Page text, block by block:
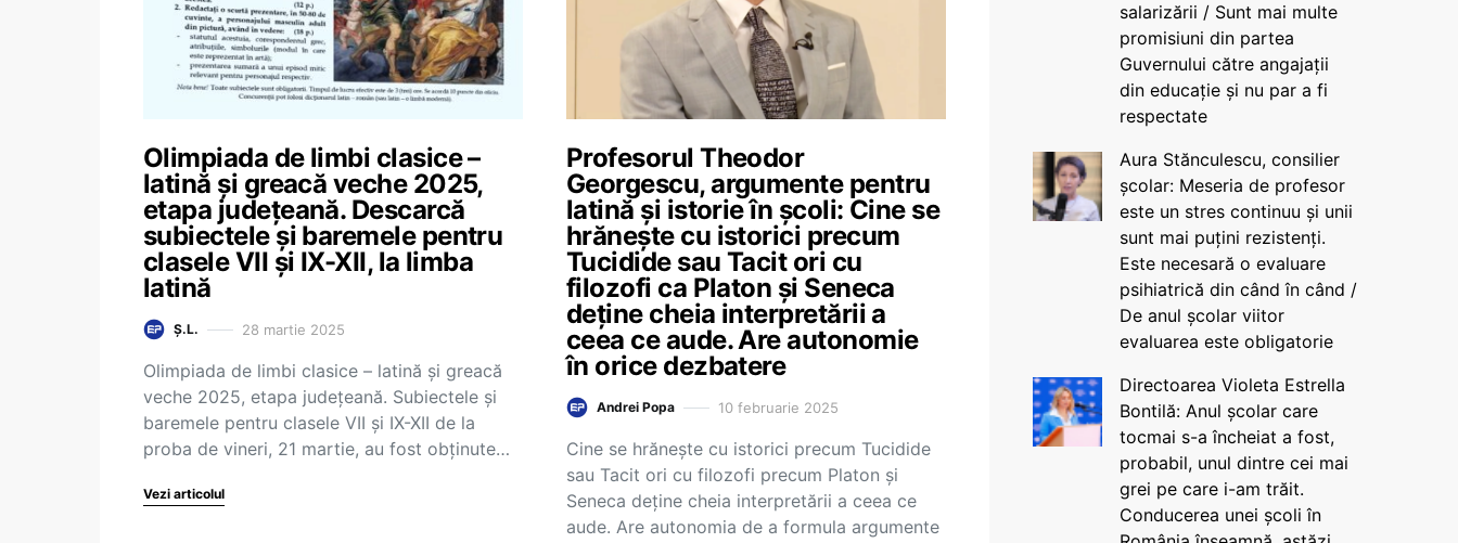
Olimpiada de limbi clasice –
latină și greacă veche 2025,
etapa județeană. Descarcă
subiectele și baremele pentru
clasele VII și IX-XII, la limba
latină
Ș.L. 28 martie 2025
Olimpiada de limbi clasice – latină și greacă
veche 2025, etapa județeană. Subiectele și
baremele pentru clasele VII și IX-XII de la
proba de vineri, 21 martie, au fost obținute…
Vezi articolul
Profesorul Theodor
Georgescu, argumente pentru
latină și istorie în școli: Cine se
hrănește cu istorici precum
Tucidide sau Tacit ori cu
filozofi ca Platon și Seneca
deține cheia interpretării a
ceea ce aude. Are autonomie
în orice dezbatere
Andrei Popa 10 februarie 2025
Cine se hrănește cu istorici precum Tucidide
sau Tacit ori cu filozofi precum Platon și
Seneca deține cheia interpretării a ceea ce
aude. Are autonomia de a formula argumente
salarizării / Sunt mai multe
promisiuni din partea
Guvernului către angajații
din educație și nu par a fi
respectate
Aura Stănculescu, consilier
școlar: Meseria de profesor
este un stres continuu și unii
sunt mai puțini rezistenți.
Este necesară o evaluare
psihiatrică din când în când /
De anul școlar viitor
evaluarea este obligatorie
Directoarea Violeta Estrella
Bontilă: Anul școlar care
tocmai s-a încheiat a fost,
probabil, unul dintre cei mai
grei pe care i-am trăit.
Conducerea unei școli în